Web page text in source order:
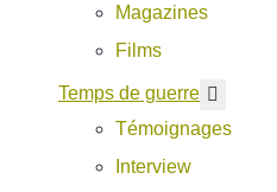
Magazines
Films
Temps de guerre
Témoignages
Interview